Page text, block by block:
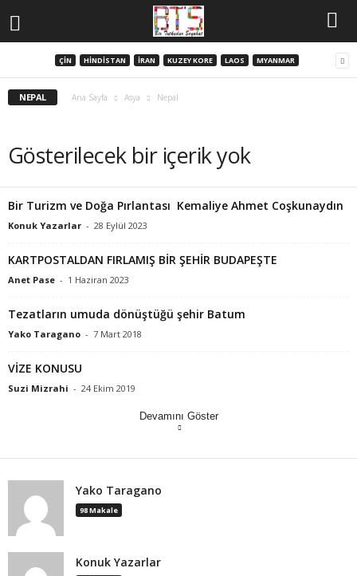
ÇIN HINDISTAN İRAN KUZEY KORE LAOS MYANMAR
NEPAL Ana Sayfa Asya Nepal
Gösterilecek bir içerik yok
Bir Turizm ve Doğa Pırlantası Kemaliye Ahmet Coşkunaydın
Konuk Yazarlar - 28 Eylül 2023
KARTPOSTALDAN FIRLAMIŞ BİR ŞEHİR BUDAPEŞTE
Anet Pase - 1 Haziran 2023
Tezatların umuda dönüştüğü şehir Batum
Yako Taragano - 7 Mart 2018
VİZE KONUSU
Suzi Mizrahi - 24 Ekim 2019
Devamını Göster
Yako Taragano
98 Makale
Konuk Yazarlar